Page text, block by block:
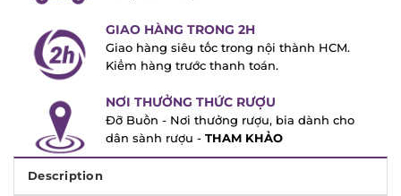
GIAO HÀNG TRONG 2H
Giao hàng siêu tốc trong nội thành HCM.
Kiểm hàng trước thanh toán.
NƠI THƯỞNG THỨC RƯỢU
Đỡ Buồn - Nơi thưởng rượu, bia dành cho
dân sành rượu -
THAM KHẢO
Description